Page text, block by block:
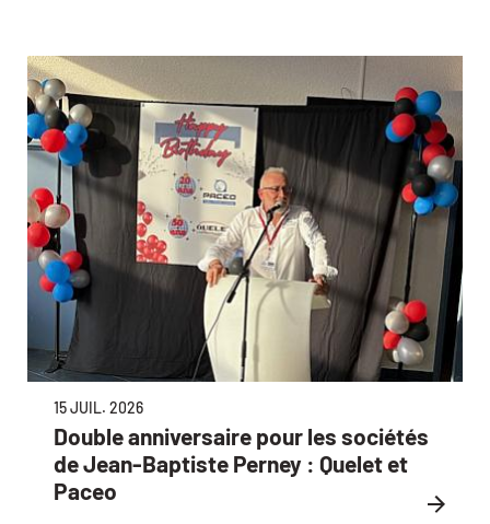
15 JUIL. 2026
Double anniversaire pour les sociétés
de Jean-Baptiste Perney : Quelet et
Paceo